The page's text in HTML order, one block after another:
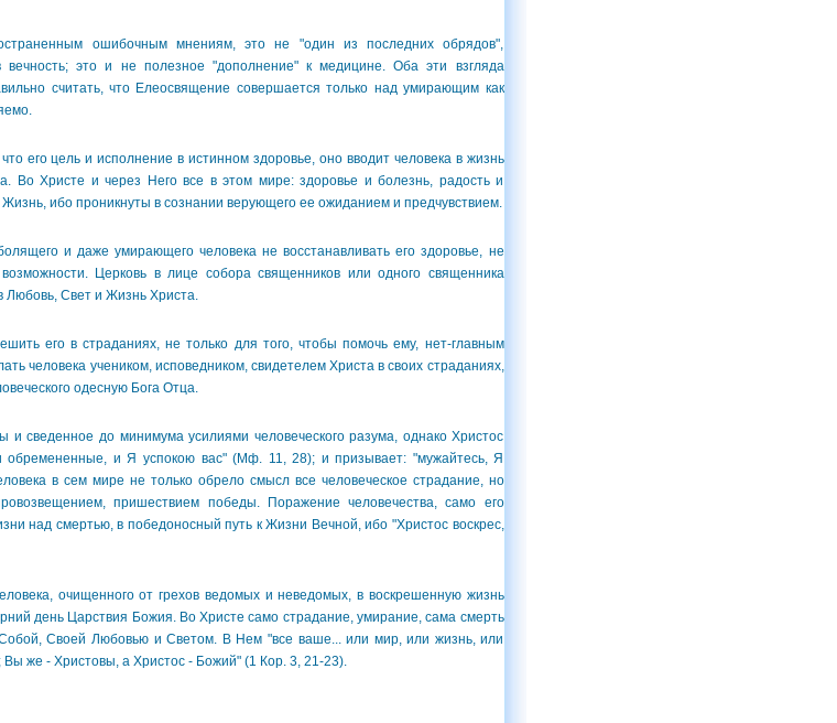
ошибочным мнениям, это не "один из последних обрядов",
это и не полезное "дополнение" к медицине. Оба эти взгляда
считать, что Елеосвящение совершается только над умирающим как
его цель и исполнение в истинном здоровье, оно вводит человека в жизнь
Во Христе и через Него все в этом мире: здоровье и болезнь, радость и
ибо проникнуты в сознании верующего ее ожиданием и предчувствием.
и даже умирающего человека не восстанавливать его здоровье, не
Церковь в лице собора священников или одного священника
Любовь, Свет и Жизнь Христа.
его в страданиях, не только для того, чтобы помочь ему, нет-главным
человека учеником, исповедником, свидетелем Христа в своих страданиях,
одесную Бога Отца.
сведенное до минимума усилиями человеческого разума, однако Христос
и Я успокою вас" (Мф. 11, 28); и призывает: "мужайтесь, Я
в сем мире не только обрело смысл все человеческое страдание, но
пришествием победы. Поражение человечества, само его
над смертью, в победоносный путь к Жизни Вечной, ибо "Христос воскрес,
очищенного от грехов ведомых и неведомых, в воскрешенную жизнь
день Царствия Божия. Во Христе само страдание, умирание, сама смерть
Своей Любовью и Светом. В Нем "все ваше... или мир, или жизнь, или
же - Христовы, а Христос - Божий" (1 Кор. 3, 21-23).